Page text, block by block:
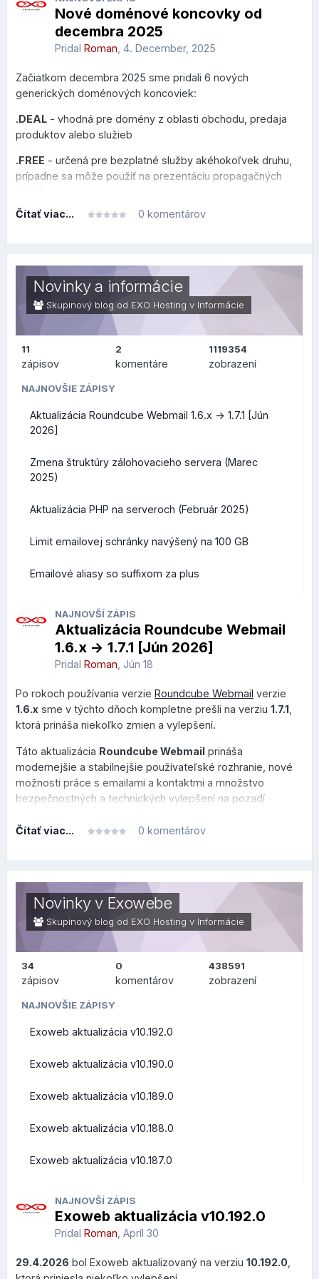
Nové doménové koncovky od
decembra 2025
Pridal Roman 4. December, 2025
Začiatkom decembra 2025 sme pridali 6 nových
generických doménových koncoviek:
.DEAL - vhodná pre domény z oblasti obchodu, predaja
produktov alebo služieb
.FREE - určená pre bezplatné služby akéhokoľvek druhu,
prípadne sa môže použiť na prezentáciu propagačných
.HOT - venovaná novým trendom, hudbe, cestovaniu či
blogy alebo prezentácie vo francúzskom jazyku
.NOW - sila prítomnému okamihu na povzbudenie k
okamžitej akcii
platformy špecializované na turistické miesta alebo
podujatia
cenách, ich prehľad nájdete natejto stránke. Akciové ceny
platia na 1 rok registrácie domény, akcia trvá do 31. januára
Čítať viac... 0 komentárov
Novinky a informácie
Skupinový blog od EXO Hosting v Informácie
11
zápisov
2
komentáre
1119354
zobrazení
NAJNOVŠIE ZÁPISY
Aktualizácia Roundcube Webmail 1.6.x -> 1.7.1 [Jún
2026]
Zmena štruktúry zálohovacieho servera (Marec
2025)
Aktualizácia PHP na serveroch (Február 2025)
Limit emailovej schránky navýšený na 100 GB
Emailové aliasy so suffixom za plus
NAJNOVŠÍ ZÁPIS
Aktualizácia Roundcube Webmail
1.6.x -> 1.7.1 [Jún 2026]
Pridal Roman Jún 18
Po rokoch používania verzie Roundcube Webmail verzie
1.6.x sme v týchto dňoch kompletne prešli na verziu 1.7.1
ktorá prináša niekoľko zmien a vylepšení.
Táto aktualizácia Roundcube Webmail prináša
modernejšie a stabilnejšie používateľské rozhranie, nové
možnosti práce s emailami a kontaktmi a množstvo
bezpečnostných a technických vylepšení na pozadí
oblasti IT), v druhej sekcii je prehľad, čo sa zmenilo na
bežnej používateľskej úrovni.
ZMENY PRE
POUŽÍVATEĽOV (FRONT-
END)
Roundcube Webmail
V zozname správ pribudlo novéQuick Actions menu
ktoré sa zobrazí po prejdení kurzorom myši nad správou.
otvorenia emailu.
Čítať viac... 0 komentárov
Novinky v Exowebe
Skupinový blog od EXO Hosting v Informácie
34
zápisov
0
komentárov
438591
zobrazení
NAJNOVŠIE ZÁPISY
Exoweb aktualizácia v10.192.0
Exoweb aktualizácia v10.190.0
Exoweb aktualizácia v10.189.0
Exoweb aktualizácia v10.188.0
Exoweb aktualizácia v10.187.0
NAJNOVŠÍ ZÁPIS
Exoweb aktualizácia v10.192.0
Pridal Roman Apríl 30
29.4.2026 bol Exoweb aktualizovaný na verziu 10.192.0